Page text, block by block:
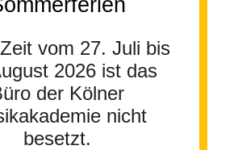
vom 27. Juli bis
2026 ist das
der Kölner
nicht
besetzt.